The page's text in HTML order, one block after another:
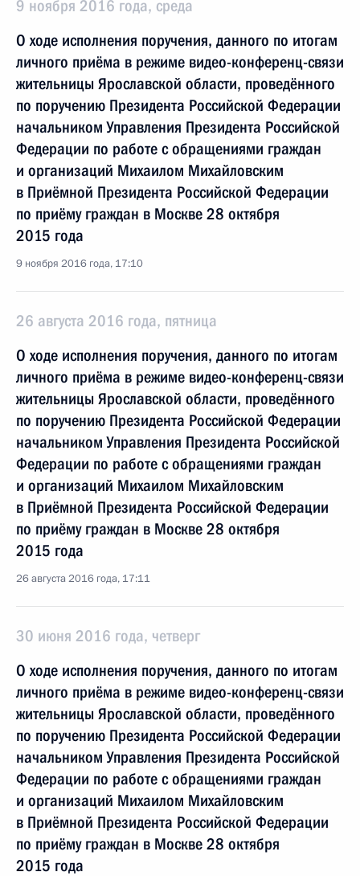
9 ноября 2016 года, среда
О ходе исполнения поручения, данного по итогам
личного приёма в режиме видео-конференц-связи
жительницы Ярославской области, проведённого
по поручению Президента Российской Федерации
начальником Управления Президента Российской
Федерации по работе с обращениями граждан
и организаций Михаилом Михайловским
в Приёмной Президента Российской Федерации
по приёму граждан в Москве 28 октября
2015 года
9 ноября 2016 года, 17:10
26 августа 2016 года, пятница
О ходе исполнения поручения, данного по итогам
личного приёма в режиме видео-конференц-связи
жительницы Ярославской области, проведённого
по поручению Президента Российской Федерации
начальником Управления Президента Российской
Федерации по работе с обращениями граждан
и организаций Михаилом Михайловским
в Приёмной Президента Российской Федерации
по приёму граждан в Москве 28 октября
2015 года
26 августа 2016 года, 17:11
30 июня 2016 года, четверг
О ходе исполнения поручения, данного по итогам
личного приёма в режиме видео-конференц-связи
жительницы Ярославской области, проведённого
по поручению Президента Российской Федерации
начальником Управления Президента Российской
Федерации по работе с обращениями граждан
и организаций Михаилом Михайловским
в Приёмной Президента Российской Федерации
по приёму граждан в Москве 28 октября
2015 года